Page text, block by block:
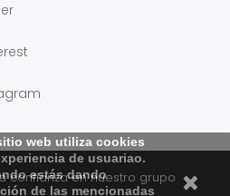
web utiliza cookies
de usuariao.
estás dando
de las mencionadas
confianza en nuestro grupo